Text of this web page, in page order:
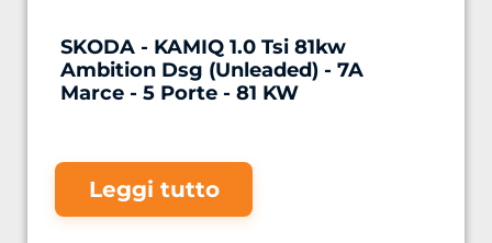
SKODA - KAMIQ 1.0 Tsi 81kw
Ambition Dsg (Unleaded) - 7A
Marce - 5 Porte - 81 KW
Leggi tutto